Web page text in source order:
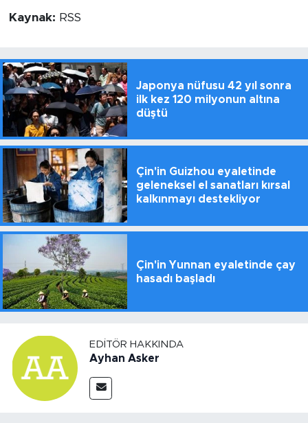
Kaynak: RSS
Japonya nüfusu 42 yıl sonra
ilk kez 120 milyonun altına
düştü
Çin'in Guizhou eyaletinde
geleneksel el sanatları kırsal
kalkınmayı destekliyor
Çin'in Yunnan eyaletinde çay
hasadı başladı
EDITÖR HAKKINDA
Ayhan Asker